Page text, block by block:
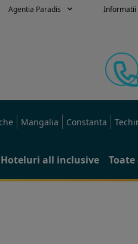
Agentia Paradis Informatii
Mangalia Constanta
Hoteluri all inclusive